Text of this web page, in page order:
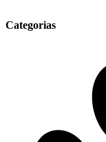
Categorias